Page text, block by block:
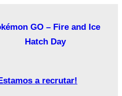
GO – Fire and Ice
Hatch Day
a recrutar!